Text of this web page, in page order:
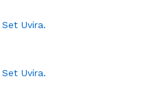
Set Uvira.
Set Uvira.